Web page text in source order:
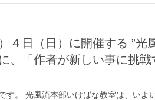
４日（日）に開催する ”光
、「作者が新しい事に挑戦
す。 光風流本部いけばな教室は、いよ